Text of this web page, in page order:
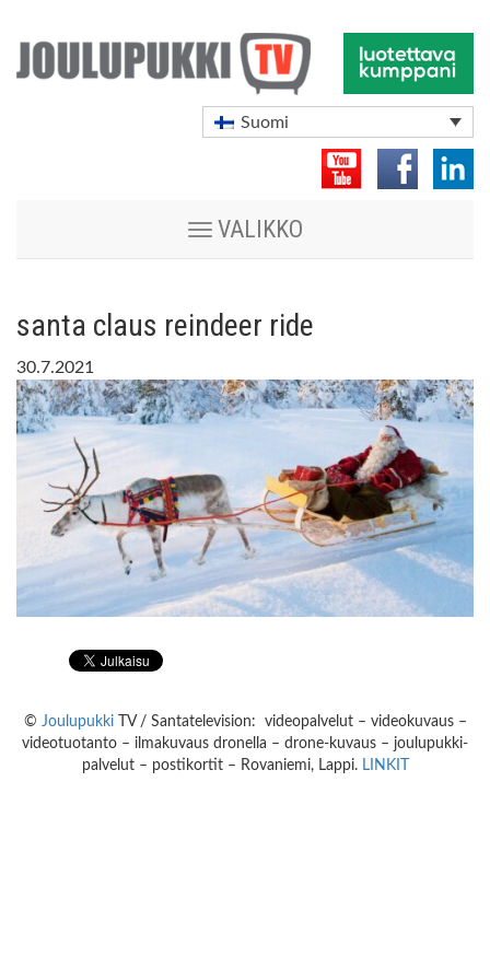
Suomi
VaihdaVALIKKO
santa claus reindeer ride
30.7.2021
© JoulupukkiTV / Santatelevision: videopalvelut – videokuvaus –
videotuotanto – ilmakuvaus dronella – drone-kuvaus – joulupukki-
palvelut – postikortit – Rovaniemi, Lappi. LINKIT